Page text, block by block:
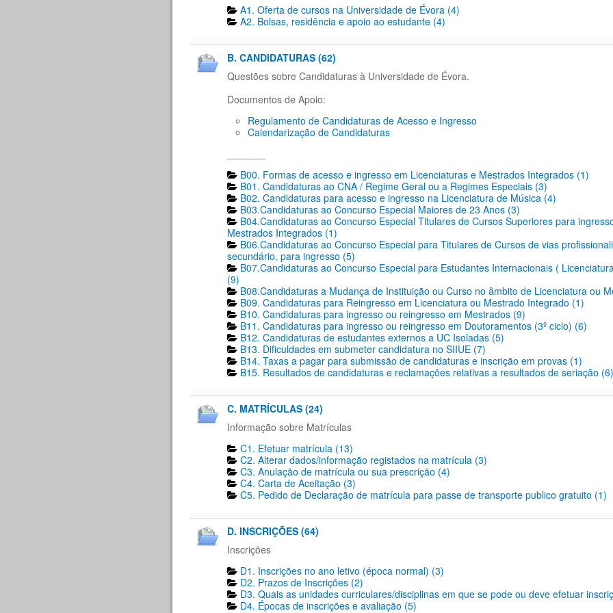
A1. Oferta de cursos na Universidade de Évora (4)
A2. Bolsas, residência e apoio ao estudante (4)
B. CANDIDATURAS (62)
Questões sobre Candidaturas à Universidade de Évora.
Documentos de Apoio:
Regulamento de Candidaturas de Acesso e Ingresso
Calendarização de Candidaturas
B00. Formas de acesso e ingresso em Licenciaturas e Mestrados Integrados (1)
B01. Candidaturas ao CNA / Regime Geral ou a Regimes Especiais (3)
B02. Candidaturas para acesso e ingresso na Licenciatura de Música (4)
B03.Candidaturas ao Concurso Especial Maiores de 23 Anos (3)
B04.Candidaturas ao Concurso Especial Titulares de Cursos Superiores para
Mestrados Integrados (1)
B06.Candidaturas ao Concurso Especial para Titulares de Cursos de vias
secundário, para ingresso (5)
B07.Candidaturas ao Concurso Especial para Estudantes Internacionais (
(9)
B08.Candidaturas a Mudança de Instituição ou Curso no âmbito de Licenciatura ou
B09. Candidaturas para Reingresso em Licenciatura ou Mestrado Integrado (1)
B10. Candidaturas para ingresso ou reingresso em Mestrados (9)
B11. Candidaturas para ingresso ou reingresso em Doutoramentos (3º ciclo) (6)
B12. Candidaturas de estudantes externos a UC Isoladas (5)
B13. Dificuldades em submeter candidatura no SIIUE (7)
B14. Taxas a pagar para submissão de candidaturas e inscrição em provas (1)
B15. Resultados de candidaturas e reclamações relativas a resultados de seriação (6)
C. MATRÍCULAS (24)
Informação sobre Matrículas
C1. Efetuar matrícula (13)
C2. Alterar dados/informação registados na matrícula (3)
C3. Anulação de matrícula ou sua prescrição (4)
C4. Carta de Aceitação (3)
C5. Pedido de Declaração de matrícula para passe de transporte publico gratuito (1)
D. INSCRIÇÕES (64)
Inscrições
D1. Inscrições no ano letivo (época normal) (3)
D2. Prazos de Inscrições (2)
D3. Quais as unidades curriculares/disciplinas em que se pode ou deve efetuar
D4. Épocas de inscrições e avaliação (5)